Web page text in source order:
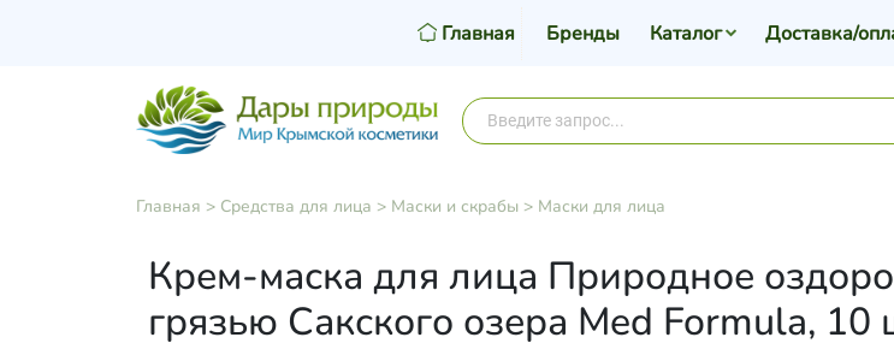
Главная Бренды Каталог Доставка/
Главная > Средства для лица > Маски и скрабы> Маски для лица
Крем-маска для лица Природное
грязью Сакского озера Med Formula, 10